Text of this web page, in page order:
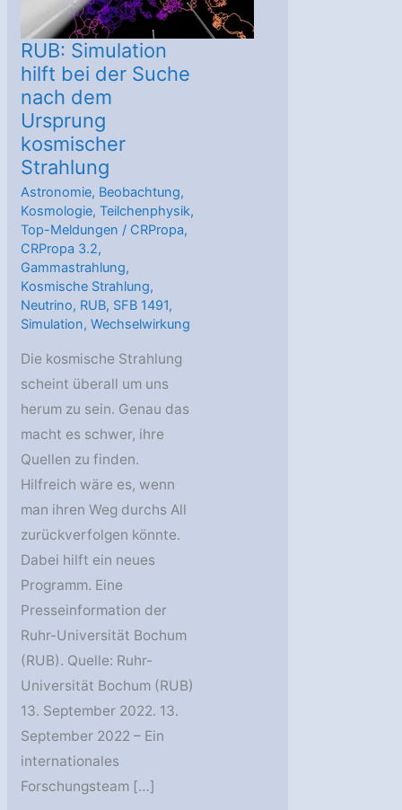
RUB: Simulation
hilft bei der Suche
nach dem
Ursprung
kosmischer
Strahlung
Astronomie, Beobachtung,
Kosmologie,Teilchenphysik,
Top-Meldungen / CRPropa,
CRPropa 3.2,
Gammastrahlung,
Kosmische Strahlung,
Neutrino, RUB, SFB 1491,
Simulation,Wechselwirkung
Die kosmische Strahlung
scheint überall um uns
herum zu sein. Genau das
macht es schwer, ihre
Quellen zu finden.
Hilfreich wäre es, wenn
man ihren Weg durchs All
zurückverfolgen könnte.
Dabei hilft ein neues
Programm. Eine
Presseinformation der
Ruhr-Universität Bochum
(RUB). Quelle: Ruhr-
Universität Bochum (RUB)
13. September 2022. 13.
September 2022 – Ein
internationales
Forschungsteam […]